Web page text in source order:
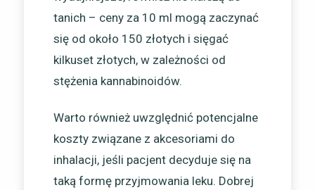
tanich – ceny za 10 ml mogą zaczynać
się od około 150 złotych i sięgać
kilkuset złotych, w zależności od
stężenia kannabinoidów.
Warto również uwzględnić potencjalne
koszty związane z akcesoriami do
inhalacji, jeśli pacjent decyduje się na
taką formę przyjmowania leku. Dobrej